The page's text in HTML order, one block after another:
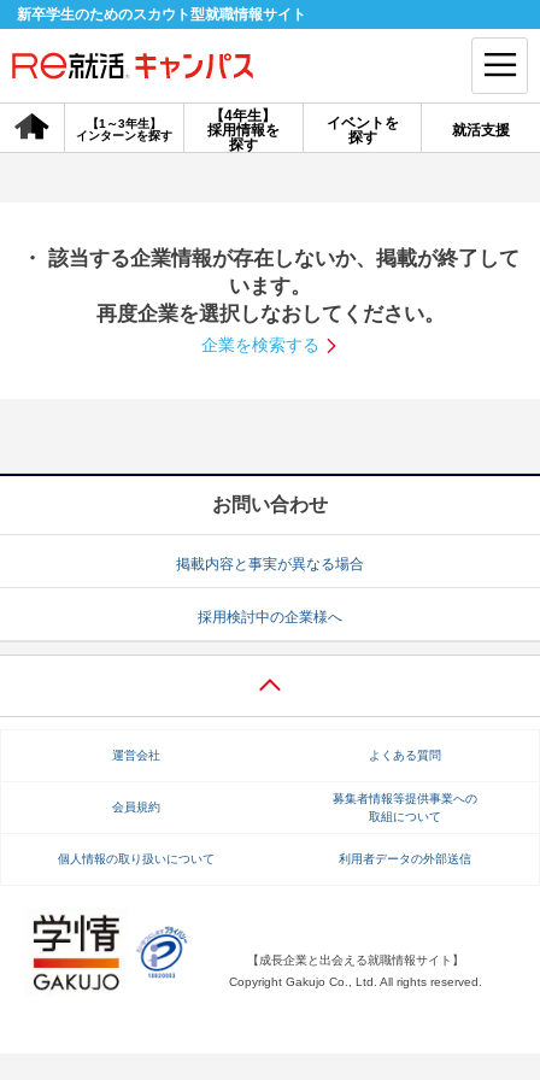
新卒学生のためのスカウト型就職情報サイト
【4年生】
採用情報を
探す
【1～3年生】
インターンを探す
イベントを
探す
就活支援
会員登録 ログイン
探す
【4年生】
説明会を探す
就活ノウハウ・サポート
就活ノウハウが満載！ お役立ち記事・相談室など
就活ニュースペーパー よくある質問
不明点があればこちら
・ 該当する企業情報が存在しないか、掲載が終了して
います。
再度企業を選択しなおしてください。
企業を検索する
お問い合わせ
掲載内容と事実が異なる場合
採用検討中の企業様へ
運営会社 よくある質問
会員規約
募集者情報等提供事業への
取組について
個人情報の取り扱いについて 利用者データの外部送信
【成長企業と出会える就職情報サイト】
Copyright Gakujo Co., Ltd. All rights reserved.